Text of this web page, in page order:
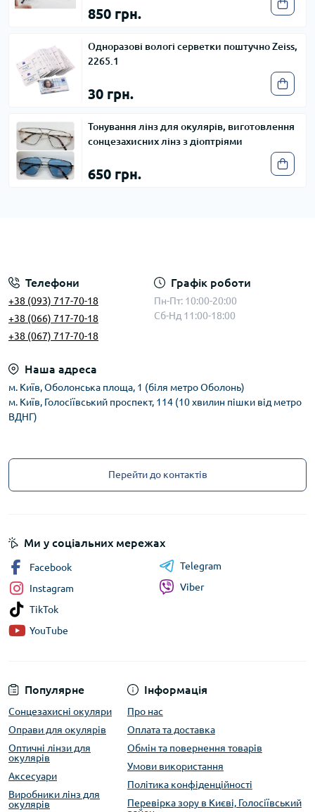
850 грн.
Одноразові вологі серветки поштучно Zeiss,
2265.1
30 грн.
Тонування лінз для окулярів, виготовлення
сонцезахисних лінз з діоптріями
650 грн.
Телефони
+38 (093) 717-70-18
+38 (066) 717-70-18
+38 (067) 717-70-18
Графік роботи
Пн-Пт: 10:00-20:00
Сб-Нд 11:00-18:00
Наша адреса
м. Київ, Оболонська площа, 1 (біля метро Оболонь)
м. Київ, Голосіївський проспект, 114 (10 хвилин пішки від метро
ВДНГ)
Перейти до контактів
Популярне
Сонцезахисні окуляри
Оправи для окулярів
Оптичні лінзи для
окулярів
Аксесуари
Виробники лінз для
окулярів
Інформація
Про нас
Оплата та доставка
Обмін та повернення товарів
Умови використання
Політика конфіденційності
Перевірка зору в Києві, Голосіївський
Ми у соціальних мережах
Facebook
Instagram
TikTok
YouTube
Telegram
Viber